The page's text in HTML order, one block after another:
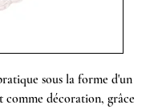
sous la forme d'un
décoration, grâce